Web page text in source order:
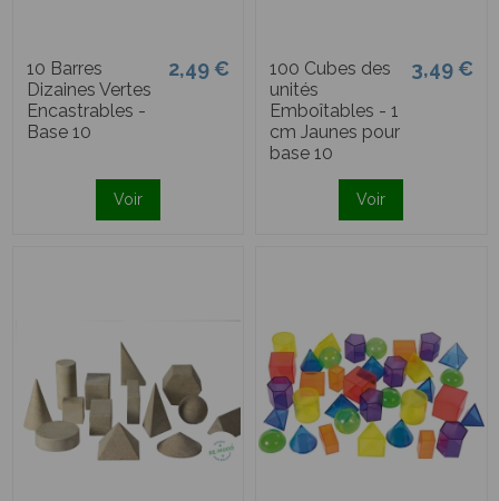
10 Barres
Dizaines Vertes
Encastrables -
Base 10
2,49 €
Voir
100 Cubes des
unités
Emboîtables - 1
cm Jaunes pour
base 10
3,49 €
Voir